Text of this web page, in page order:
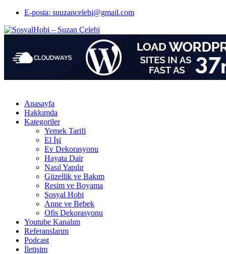
E-posta: suuzancelebi@gmail.com
Anasayfa
Hakkımda
Kategoriler
Yemek Tarifi
El İşi
Ev Dekorasyonu
Hayata Dair
Nasıl Yapılır
Güzellik ve Bakım
Resim ve Boyama
Sosyal Hobi
Anne ve Bebek
Ofis Dekorasyonu
Youtube Kanalım
Referanslarım
Podcast
İletişim